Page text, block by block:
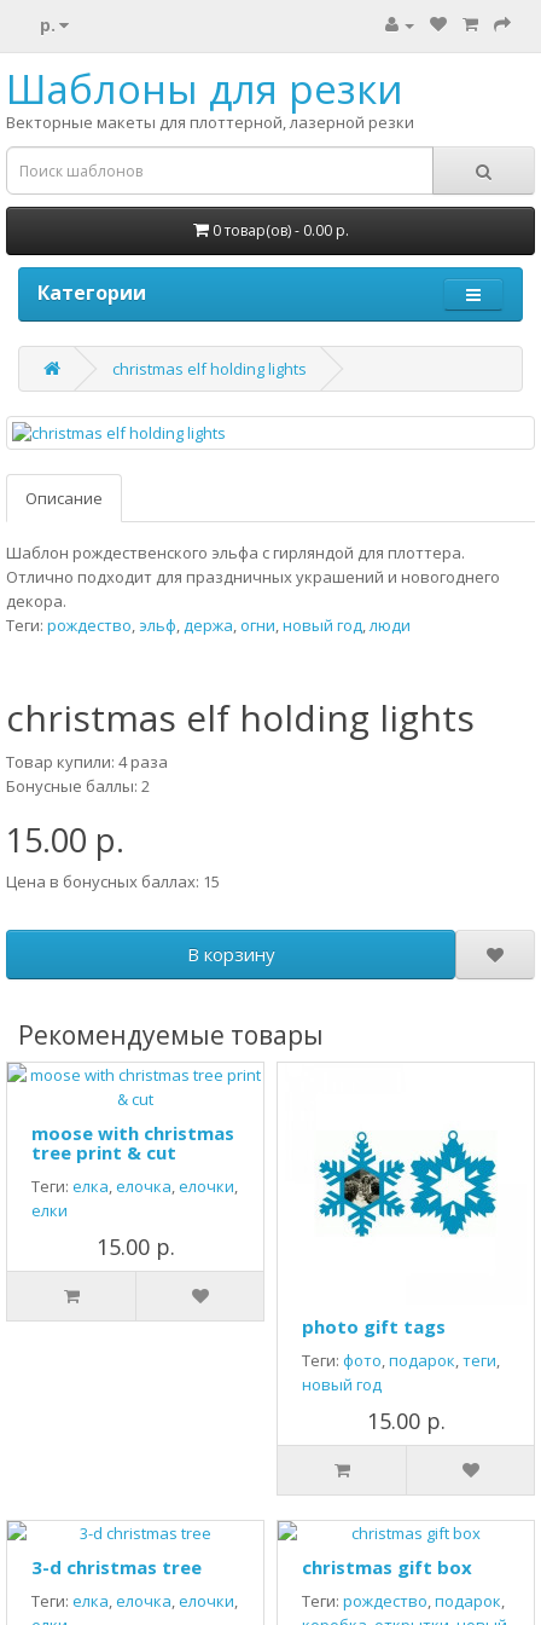
р.
Шаблоны для резки
Векторные макеты для плоттерной, лазерной резки
0 товар(ов) - 0.00 р.
Категории
christmas elf holding lights
Описание
Шаблон рождественского эльфа с гирляндой для плоттера.
Отлично подходит для праздничных украшений и новогоднего
декора.
Теги: рождество, эльф,держа,огни,новый год,люди
christmas elf holding lights
Товар купили: 4 раза
Бонусные баллы: 2
15.00 р.
Цена в бонусных баллах: 15
В корзину
Рекомендуемые товары
moose with christmas
tree print & cut
Теги: елка,елочка,елочки,
елки
15.00 р.
photo gift tags
Теги: фото,подарок,теги,
новый год
15.00 р.
3-d christmas tree
Теги: елка,елочка,елочки,
christmas gift box
Теги: рождество,подарок,